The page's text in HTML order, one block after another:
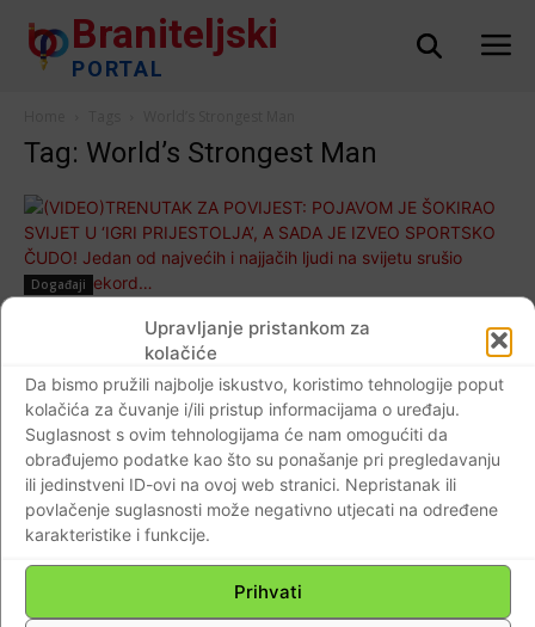
Upravljanje pristankom za
kolačiće
Da bismo pružili najbolje iskustvo, koristimo tehnologije poput
kolačića za čuvanje i/ili pristup informacijama o uređaju.
Suglasnost s ovim tehnologijama će nam omogućiti da
obrađujemo podatke kao što su ponašanje pri pregledavanju
ili jedinstveni ID-ovi na ovoj web stranici. Nepristanak ili
povlačenje suglasnosti može negativno utjecati na određene
karakteristike i funkcije.
Prihvati
Braniteljski
PORTAL
Tag: World’s Strongest Man
Događaji
(VIDEO)TRENUTAK ZA POVIJEST:
POJAVOM JE ŠOKIRAO SVIJET U ‘IGRI
PRIJESTOLJA’, A SADA JE IZVEO
SPORTSKO ČUDO! Jedan od najvećih i
najjačih ljudi na svijetu srušio svjetski
rekord…
Braniteljski portal - 03.05.2020